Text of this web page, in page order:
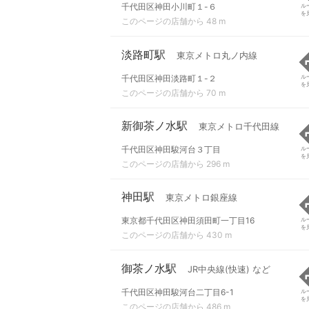
千代田区神田小川町１-６
このページの店舗から 48 m
ル
を
淡路町駅 東京メトロ丸ノ内線
千代田区神田淡路町１-２
このページの店舗から 70 m
ル
を
新御茶ノ水駅 東京メトロ千代田線
千代田区神田駿河台３丁目
このページの店舗から 296 m
ル
を
神田駅 東京メトロ銀座線
東京都千代田区神田須田町一丁目16
このページの店舗から 430 m
ル
を
御茶ノ水駅 JR中央線(快速) など
千代田区神田駿河台二丁目6-1
このページの店舗から 486 m
ル
を